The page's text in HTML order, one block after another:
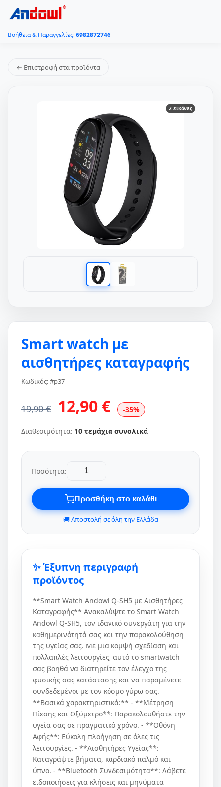
Βοήθεια & Παραγγελίες:6982872746
← Επιστροφή στα προϊόντα
2 εικόνες
Smart watch με
αισθητήρες καταγραφής
Κωδικός: #p37
19,90 € 12,90 € -35%
Διαθεσιμότητα: 10 τεμάχια συνολικά
Ποσότητα:
Προσθήκη στο καλάθι
🚚 Αποστολή σε όλη την Ελλάδα
✨ Έξυπνη περιγραφή
προϊόντος
**Smart Watch Andowl Q-SH5 με Αισθητήρες
Καταγραφής** Ανακαλύψτε το Smart Watch
Andowl Q-SH5, τον ιδανικό συνεργάτη για την
καθημερινότητά σας και την παρακολούθηση
της υγείας σας. Με μια κομψή σχεδίαση και
πολλαπλές λειτουργίες, αυτό το smartwatch
σας βοηθά να διατηρείτε τον έλεγχο της
φυσικής σας κατάστασης και να παραμένετε
συνδεδεμένοι με τον κόσμο γύρω σας.
**Βασικά χαρακτηριστικά:** - **Μέτρηση
Πίεσης και Οξύμετρο**: Παρακολουθήστε την
υγεία σας σε πραγματικό χρόνο. - **Οθόνη
Αφής**: Εύκολη πλοήγηση σε όλες τις
λειτουργίες. - **Αισθητήρες Υγείας**:
Καταγράψτε βήματα, καρδιακό παλμό και
ύπνο. - **Bluetooth Συνδεσιμότητα**: Λάβετε
ειδοποιήσεις για κλήσεις και μηνύματα